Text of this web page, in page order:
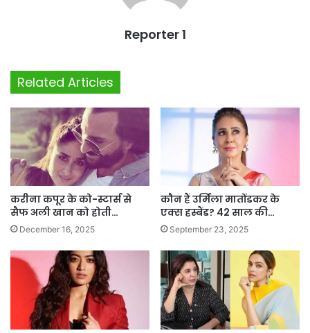
Reporter 1
Related Articles
करीना कपूर के को-स्टार्स से
सैफ अली खान को होती…
December 16, 2025
कौन हैं उर्मिला मातोंडकर के
एक्स हस्बैंड? 42 साल की…
September 23, 2025